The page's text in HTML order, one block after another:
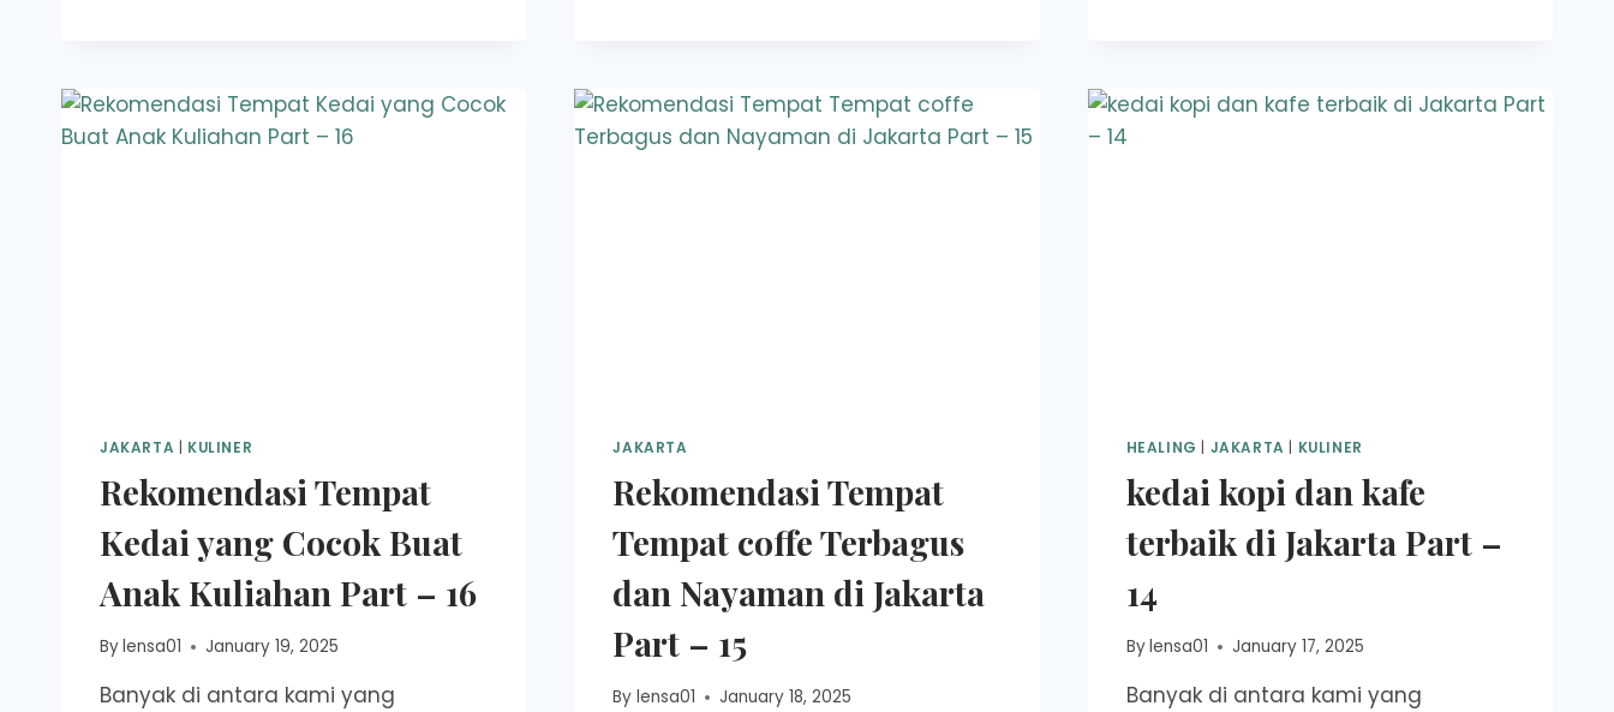
COCOK
BUAT
ANAK
PART
JAKARTA KULINER
Rekomendasi Tempat
Kedai yang Cocok Buat
Anak Kuliahan Part – 16
Bylensa01 January 19, 2025
Banyak di antara kami yang
JAKARTA
Rekomendasi Tempat
Tempat coffe Terbagus
dan Nayaman di Jakarta
Part – 15
By lensa01 January 18, 2025
HEALING JAKARTA KULINER
kedai kopi dan kafe
terbaik di Jakarta Part –
14
Bylensa01 January 17, 2025
Banyak di antara kami yang